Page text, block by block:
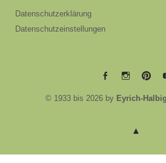
Datenschutzerklärung
Datenschutzeinstellungen
EYRICH-EYRICH-EYRICH-
© 1933 bis 2026 by Eyrich-